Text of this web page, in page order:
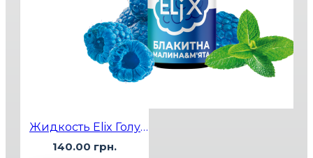
Жидкость Elix Голубая Малина Мята 10мл 5%
140.00 грн.